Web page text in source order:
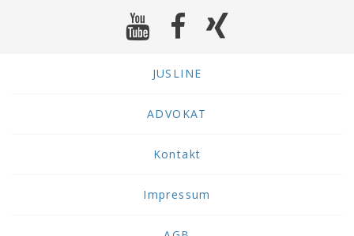
JUSLINE
ADVOKAT
Kontakt
Impressum